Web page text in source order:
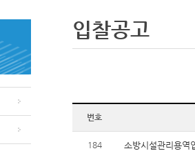
입찰공고
번호
184 소방시설관리용역